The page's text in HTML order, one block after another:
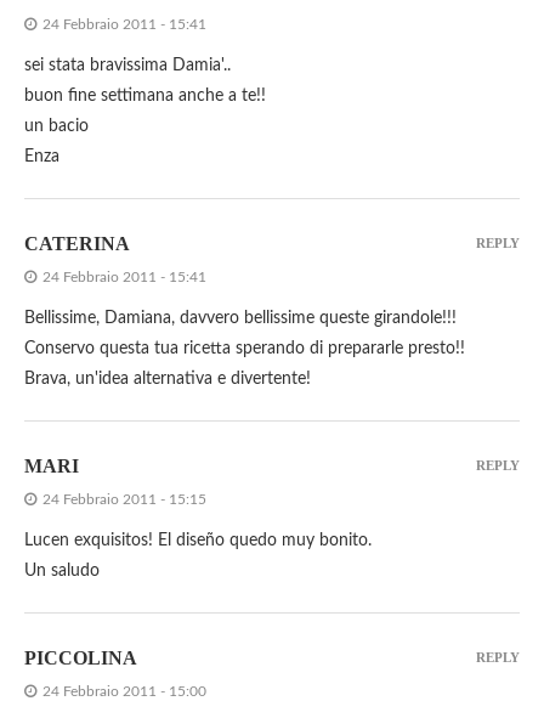
24 Febbraio 2011 - 15:41
sei stata bravissima Damia'..
buon fine settimana anche a te!!
un bacio
Enza
CATERINA
24 Febbraio 2011 - 15:41
Bellissime, Damiana, davvero bellissime queste girandole!!!
Conservo questa tua ricetta sperando di prepararle presto!!
Brava, un'idea alternativa e divertente!
REPLY
MARI
24 Febbraio 2011 - 15:15
Lucen exquisitos! El diseño quedo muy bonito.
Un saludo
REPLY
PICCOLINA
24 Febbraio 2011 - 15:00
REPLY